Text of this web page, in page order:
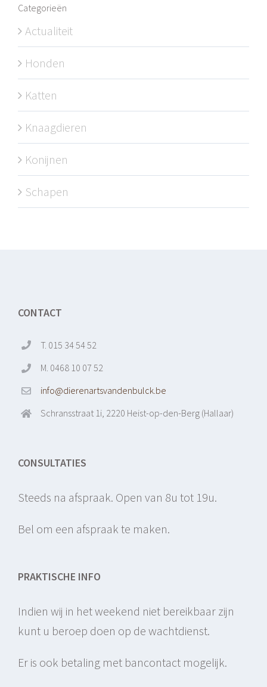
Categorieën
Actualiteit
Honden
Katten
Knaagdieren
Konijnen
Schapen
CONTACT
T. 015 34 54 52
M. 0468 10 07 52
info@dierenartsvandenbulck.be
Schransstraat 1i, 2220 Heist-op-den-Berg (Hallaar)
CONSULTATIES
Steeds na afspraak. Open van 8u tot 19u.
Bel om een afspraak te maken.
PRAKTISCHE INFO
Indien wij in het weekend niet bereikbaar zijn
kunt u beroep doen op de wachtdienst.
Er is ook betaling met bancontact mogelijk.